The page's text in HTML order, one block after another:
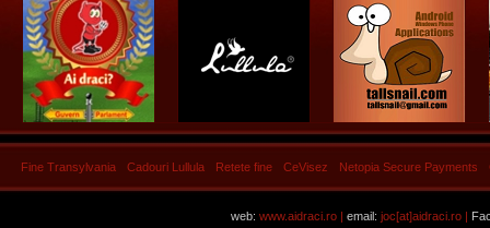
Fine Transylvania Cadouri Lullula Retete fine CeVisez Netopia Secure Payments
web: www.aidraci.ro | email: joc[at]aidraci.ro |